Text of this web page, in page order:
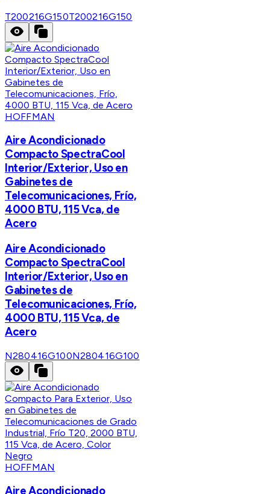
T200216G150T200216G150
HOFFMAN
Aire Acondicionado
Compacto SpectraCool
Interior/Exterior, Uso en
Gabinetes de
Telecomunicaciones, Frío,
4000 BTU, 115 Vca, de
Acero
Aire Acondicionado
Compacto SpectraCool
Interior/Exterior, Uso en
Gabinetes de
Telecomunicaciones, Frío,
4000 BTU, 115 Vca, de
Acero
N280416G100N280416G100
HOFFMAN
Aire Acondicionado